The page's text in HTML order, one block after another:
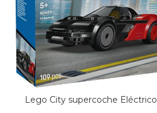
Lego City supercoche Eléctrico